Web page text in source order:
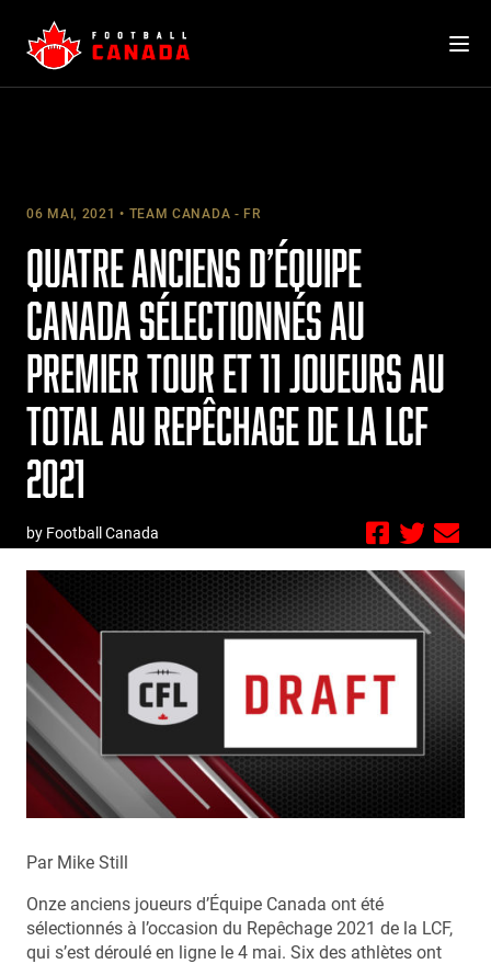
content
06 MAI, 2021 TEAM CANADA - FR
QUATRE ANCIENS D’ÉQUIPE
CANADA SÉLECTIONNÉS AU
PREMIER TOUR ET 11 JOUEURS AU
TOTAL AU REPÊCHAGE DE LA LCF
2021
by Football Canada
Par Mike Still
Onze anciens joueurs d’Équipe Canada ont été
sélectionnés à l’occasion du Repêchage 2021 de la LCF,
qui s’est déroulé en ligne le 4 mai. Six des athlètes ont